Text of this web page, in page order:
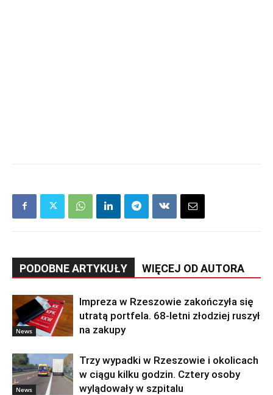
PODOBNE ARTYKUŁY WIĘCEJ OD AUTORA
News
Impreza w Rzeszowie zakończyła się
utratą portfela. 68-letni złodziej ruszył
na zakupy
News
Trzy wypadki w Rzeszowie i okolicach
w ciągu kilku godzin. Cztery osoby
wylądowały w szpitalu